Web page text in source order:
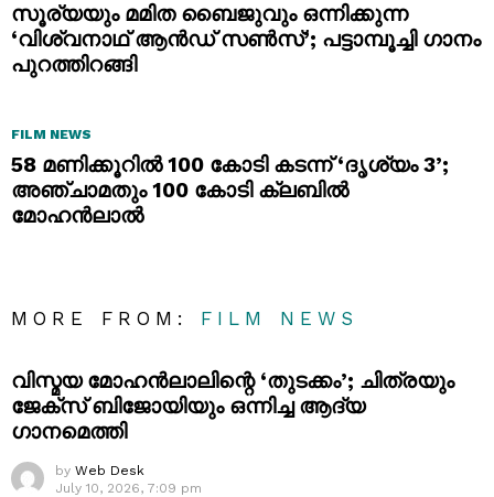
സൂര്യയും മമിത ബൈജുവും ഒന്നിക്കുന്ന
‘വിശ്വനാഥ് ആൻഡ് സൺസ്’; പട്ടാമ്പൂച്ചി ഗാനം
പുറത്തിറങ്ങി
FILM NEWS
58 മണിക്കൂറിൽ 100 കോടി കടന്ന് ‘ദൃശ്യം 3’;
അഞ്ചാമതും 100 കോടി ക്ലബിൽ
മോഹൻലാൽ
MORE FROM: FILM NEWS
വിസ്മയ മോഹൻലാലിന്റെ ‘തുടക്കം’; ചിത്രയും
ജേക്സ് ബിജോയിയും ഒന്നിച്ച ആദ്യ
ഗാനമെത്തി
by Web Desk
July 10, 2026, 7:09 pm